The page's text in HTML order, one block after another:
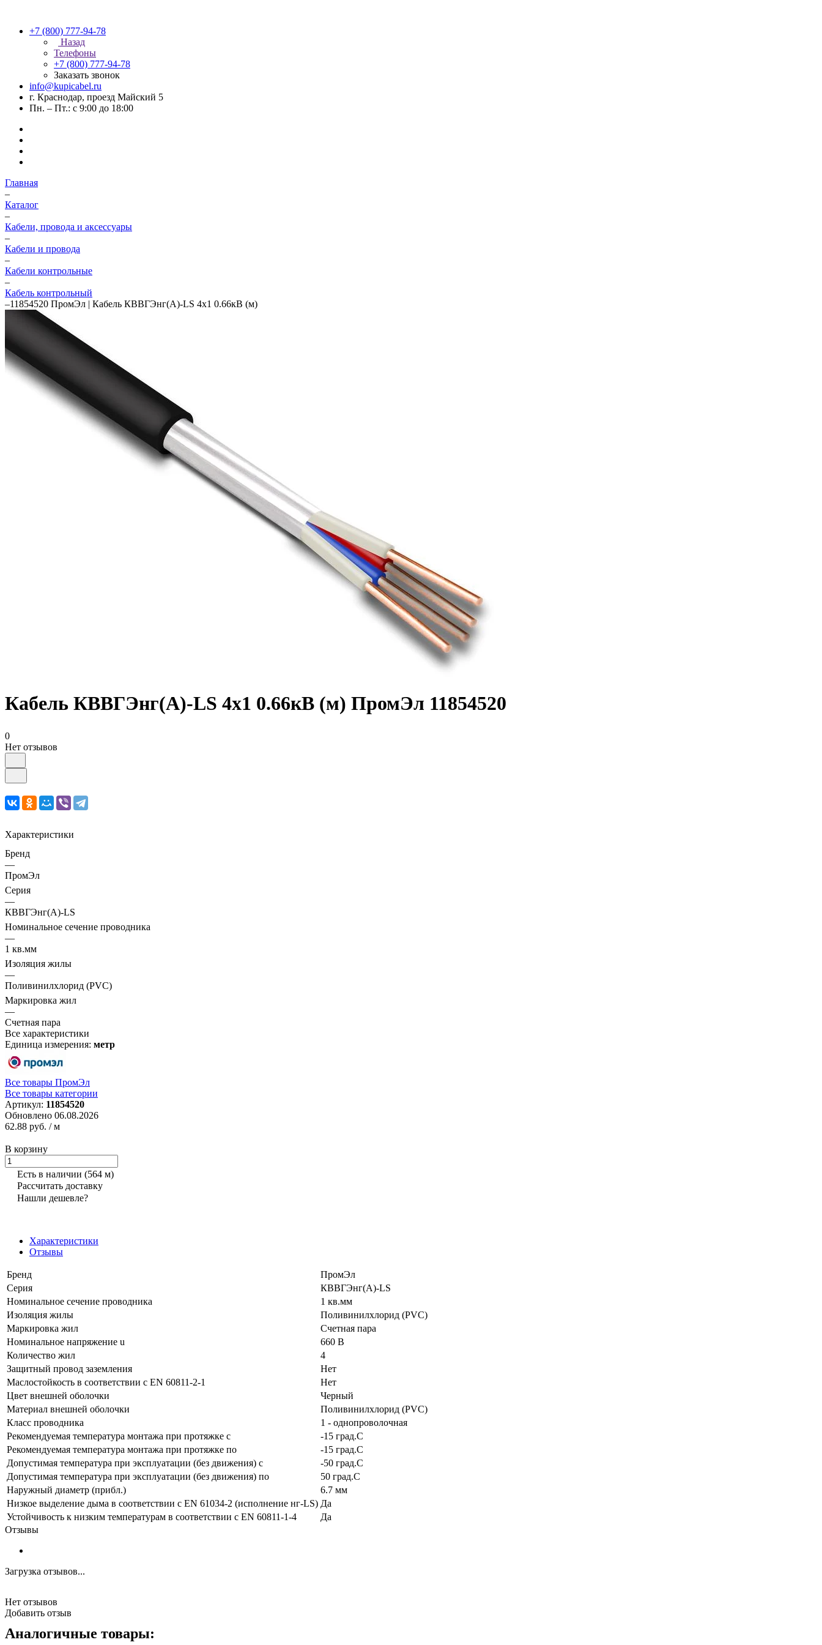
+7 (800) 777-94-78
Назад
Телефоны
+7 (800) 777-94-78
Заказать звонок
info@kupicabel.ru
г. Краснодар, проезд Майский 5
Пн. – Пт.: с 9:00 до 18:00
Главная
–
Каталог
–
Кабели, провода и аксессуары
–
Кабели и провода
–
Кабели контрольные
–
Кабель контрольный
–11854520 ПромЭл | Кабель КВВГЭнг(А)-LS 4х1 0.66кВ (м)
Кабель КВВГЭнг(А)-LS 4х1 0.66кВ (м) ПромЭл 11854520
0
Нет отзывов
Характеристики
Бренд
—
ПромЭл
Серия
—
КВВГЭнг(А)-LS
Номинальное сечение проводника
—
1 кв.мм
Изоляция жилы
—
Поливинилхлорид (PVC)
Маркировка жил
—
Счетная пара
Все характеристики
Единица измерения: метр
Все товары ПромЭл
Все товары категории
Артикул: 11854520
Обновлено 06.08.2026
62.88 руб. / м
В корзину
Есть в наличии (564 м)
Рассчитать доставку
Нашли дешевле?
Характеристики
Отзывы
Бренд
ПромЭл
Серия
КВВГЭнг(А)-LS
Номинальное сечение проводника
1 кв.мм
Изоляция жилы
Поливинилхлорид (PVC)
Маркировка жил
Счетная пара
Номинальное напряжение u
660 В
Количество жил
4
Защитный провод заземления
Нет
Маслостойкость в соответствии с EN 60811-2-1
Нет
Цвет внешней оболочки
Черный
Материал внешней оболочки
Поливинилхлорид (PVC)
Класс проводника
1 - однопроволочная
Рекомендуемая температура монтажа при протяжке с
-15 град.C
Рекомендуемая температура монтажа при протяжке по
-15 град.C
Допустимая температура при эксплуатации (без движения) с
-50 град.C
Допустимая температура при эксплуатации (без движения) по
50 град.C
Наружный диаметр (прибл.)
6.7 мм
Низкое выделение дыма в соответствии с EN 61034-2 (исполнение нг-LS) Да
Устойчивость к низким температурам в соответствии с EN 60811-1-4
Да
Отзывы
Загрузка отзывов...
Нет отзывов
Добавить отзыв
Аналогичные товары: